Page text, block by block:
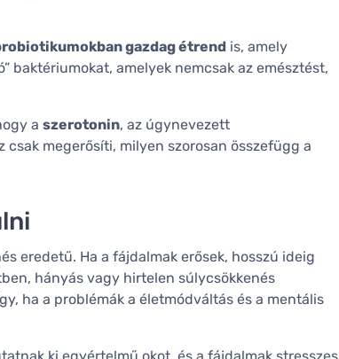
gazdag étrend is, amely
baktériumokat, amelyek nemcsak az emésztést,
a szerotonin, az úgynevezett
csak megerősíti, milyen szorosan összefügg a
eredetű. Ha a fájdalmak erősek, hosszú ideig
hányás vagy hirtelen súlycsökkenés
ha a problémák a életmódváltás és a mentális